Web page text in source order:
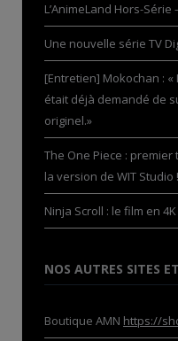
L’AnimeLand Hors-
Une nouvelle série TV
[Entretien] Mokochan :
était déjà demandé de
originel.»
The One Piece :
la version de WIT Studio !
Ninja Scroll : le film en
NOS AUTRES SITES
Boutique AMN https://